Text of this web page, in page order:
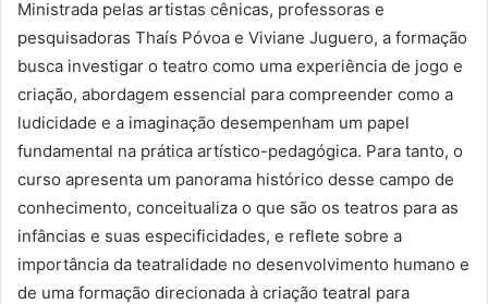
Ministrada pelas artistas cênicas, professoras e
pesquisadoras Thaís Póvoa e Viviane Juguero, a formação
busca investigar o teatro como uma experiência de jogo e
criação, abordagem essencial para compreender como a
ludicidade e a imaginação desempenham um papel
fundamental na prática artístico-pedagógica. Para tanto, o
curso apresenta um panorama histórico desse campo de
conhecimento, conceitualiza o que são os teatros para as
infâncias e suas especificidades, e reflete sobre a
importância da teatralidade no desenvolvimento humano e
de uma formação direcionada à criação teatral para